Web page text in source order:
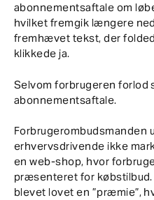
abonnementsaftale om
hvilket fremgik længere
fremhævet tekst, der
klikkede ja.
Selvom forbrugeren forlod
abonnementsaftale.
Forbrugerombudsmanden
erhvervsdrivende ikke
en web-shop, hvor
præsenteret for købstilbud.
blevet lovet en ”præmie”,